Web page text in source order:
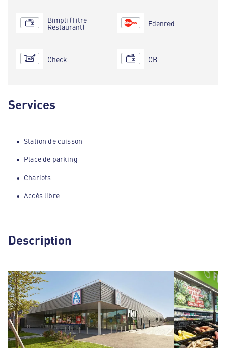
Bimpli (Titre
Restaurant)
Check
Edenred
CB
Services
Station de cuisson
Place de parking
Chariots
Accès libre
Description